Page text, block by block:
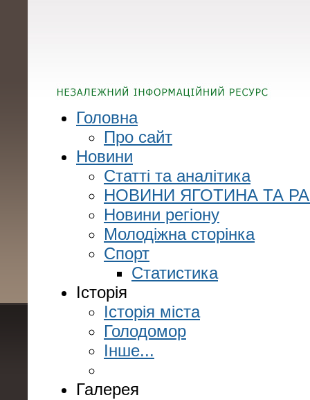
Головна
Про сайт
Новини
Статті та аналітика
НОВИНИ ЯГОТИНА ТА
Новини регіону
Молодіжна сторінка
Спорт
Статистика
Історія
Історія міста
Голодомор
Інше...
Галерея